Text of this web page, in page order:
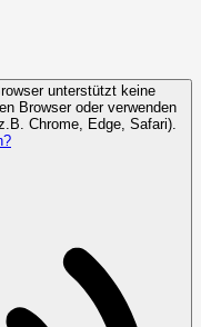
unterstützt keine
Browser oder verwenden
Chrome, Edge, Safari).